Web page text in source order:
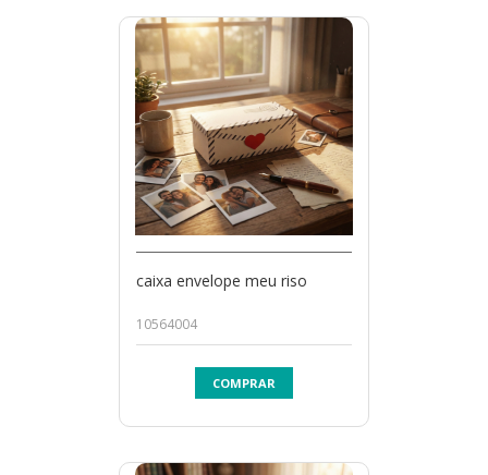
caixa envelope meu riso
10564004
COMPRAR